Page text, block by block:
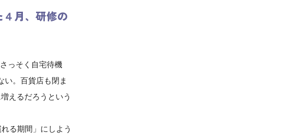
月、研修の
っそく自宅待機
い。百貨店も閉ま
えるだろうという
る期間」にしよう